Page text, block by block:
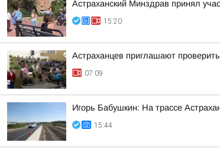
Астраханский Минздрав принял
15:20
Астраханцев приглашают
07:09
Игорь Бабушкин: На трассе
15:44